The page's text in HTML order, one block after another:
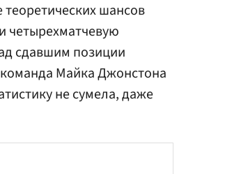
шансов
четырехматчевую
сдавшим позиции
Майка Джонстона
не сумела, даже